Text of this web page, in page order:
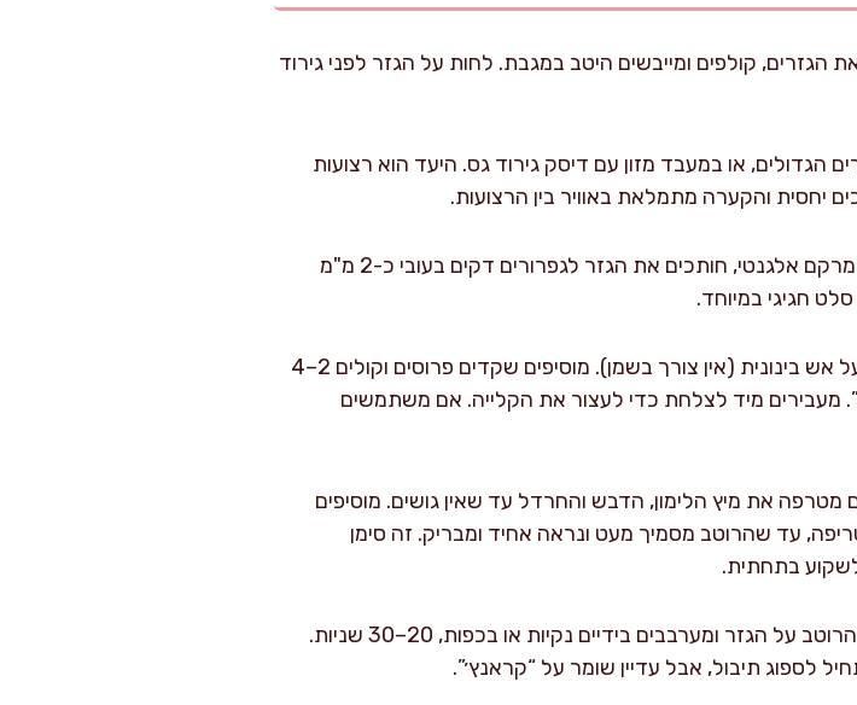
הגזרים, קולפים ומייבשים היטב במגבת. לחות על הגזר לפני גירוד
הגדולים, או במעבד מזון עם דיסק גירוד גס. היעד הוא רצועות
יחסית והקערה מתמלאת באוויר בין הרצועות.
אם אתם אוהבים מרקם אלגנטי, חותכים את הגזר לגפרורים דקים בעובי כ-2 מ"מ
מחממים מחבת יבשה על אש בינונית (אין צורך בשמן). מוסיפים שקדים פרוסים וקולים 2–4
מעבירים מיד לצלחת כדי לעצור את הקלייה. אם משתמשים
את מיץ הלימון, הדבש והחרדל עד שאין גושים. מוסיפים
עד שהרוטב מסמיך מעט ונראה אחיד ומבריק. זה סימן
בתחתית.
יוצקים כ-3/4 מהרוטב על הגזר ומערבבים בידיים נקיות או בכפות, 20–30 שניות.